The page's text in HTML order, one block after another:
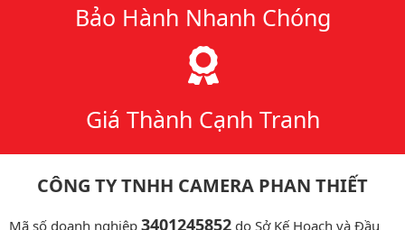
Bảo Hành Nhanh Chóng
Giá Thành Cạnh Tranh
CÔNG TY TNHH CAMERA PHAN THIẾT
Mã số doanh nghiệp 3401245852 do Sở Kế Hoạch và Đầu